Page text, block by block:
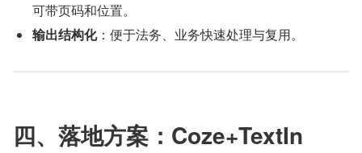
可带页码和位置。
输出结构化：便于法务、业务快速处理与复用。
四、落地方案：Coze+TextIn